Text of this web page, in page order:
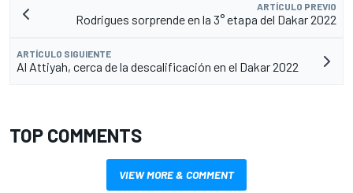
ARTÍCULO PREVIO
Rodrigues sorprende en la 3° etapa del Dakar 2022
ARTÍCULO SIGUIENTE
Al Attiyah, cerca de la descalificación en el Dakar 2022
TOP COMMENTS
VIEW MORE & COMMENT